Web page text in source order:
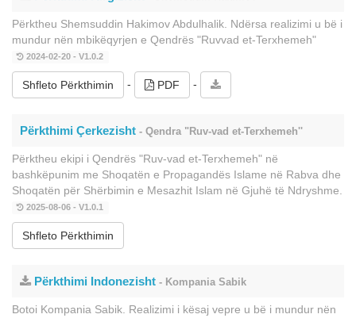
Përktheu Shemsuddin Hakimov Abdulhalik. Ndërsa realizimi u bë i
mundur nën mbikëqyrjen e Qendrës "Ruvvad et-Terxhemeh"
2024-02-20 - V1.0.2
Shfleto Përkthimin - PDF -
Përkthimi Çerkezisht - Qendra "Ruv-vad et-Terxhemeh''
Përktheu ekipi i Qendrës "Ruv-vad et-Terxhemeh" në
bashkëpunim me Shoqatën e Propagandës Islame në Rabva dhe
Shoqatën për Shërbimin e Mesazhit Islam në Gjuhë të Ndryshme.
2025-08-06 - V1.0.1
Shfleto Përkthimin
Përkthimi Indonezisht - Kompania Sabik
Botoi Kompania Sabik. Realizimi i kësaj vepre u bë i mundur nën